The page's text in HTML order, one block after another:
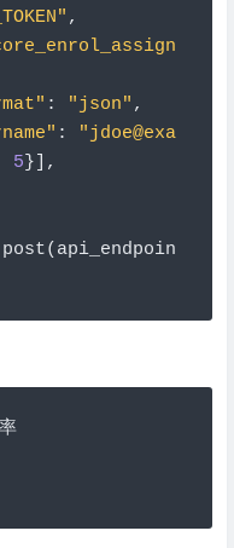
,
: "json" ,
:
"jdoe@exa
5 }],
post( api_endpoin